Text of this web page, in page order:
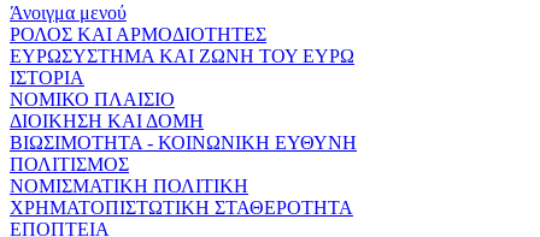
Άνοιγμα μενού
ΡΟΛΟΣ ΚΑΙ ΑΡΜΟΔΙΟΤΗΤΕΣ
ΕΥΡΩΣΥΣΤΗΜΑ ΚΑΙ ΖΩΝΗ ΤΟΥ ΕΥΡΩ
ΙΣΤΟΡΙΑ
ΝΟΜΙΚΟ ΠΛΑΙΣΙΟ
ΔΙΟΙΚΗΣΗ ΚΑΙ ΔΟΜΗ
ΒΙΩΣΙΜΟΤΗΤΑ - ΚΟΙΝΩΝΙΚΗ ΕΥΘΥΝΗ
ΠΟΛΙΤΙΣΜΟΣ
ΝΟΜΙΣΜΑΤΙΚΗ ΠΟΛΙΤΙΚΗ
ΧΡΗΜΑΤΟΠΙΣΤΩΤΙΚΗ ΣΤΑΘΕΡΟΤΗΤΑ
ΕΠΟΠΤΕΙΑ